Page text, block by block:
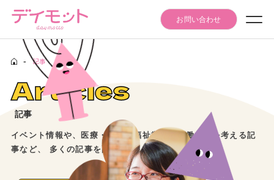
お問い合わせ
Seminar Event
セミナー・イベント情報
Articles
記事
Daymotto-Tube
デイモットTube
Materials download
- 記事
Articles
記事
イベント情報や、医療・介護・福祉業界での働き方を考える記
事など、 多くの記事を配信しています。